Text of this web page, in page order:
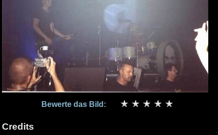
Bewerte das Bild:
Credits